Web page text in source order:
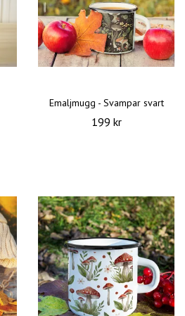
Emaljmugg - Svampar svart
199 kr